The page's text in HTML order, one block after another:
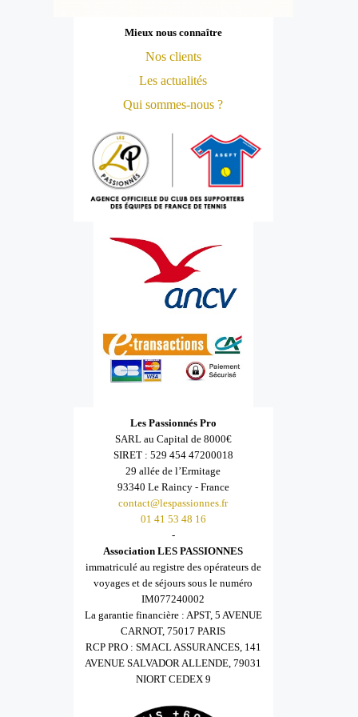
Mieux nous connaître
Nos clients
Les actualités
Qui sommes-nous ?
Les Passionnés Pro
SARL au Capital de 8000€
SIRET : 529 454 47200018
29 allée de l’Ermitage
93340 Le Raincy - France
contact@lespassionnes.fr
01 41 53 48 16
-
Association LES PASSIONNES
immatriculé au registre des opérateurs de
voyages et de séjours sous le numéro
IM077240002
La garantie financière : APST, 5 AVENUE
CARNOT, 75017 PARIS
RCP PRO : SMACL ASSURANCES, 141
AVENUE SALVADOR ALLENDE, 79031
NIORT CEDEX 9